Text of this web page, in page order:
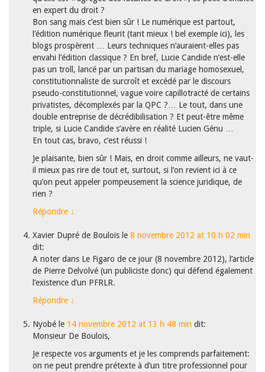
en expert du droit ?
Bon sang mais c’est bien sûr ! Le numérique est partout,
l’édition numérique fleurit (tant mieux ! bel exemple ici), les
blogs prospèrent … Leurs techniques n’auraient-elles pas
envahi l’édition classique ? En bref, Lucie Candide n’est-elle
pas un troll, lancé par un partisan du mariage homosexuel,
constitutionnaliste de surcroît et excédé par le discours
pseudo-constitutionnel, vague voire capillotracté de certains
privatistes, décomplexés par la QPC ?… Le tout, dans une
double entreprise de décrédibilisation ? Et peut-être même
triple, si Lucie Candide s’avère en réalité Lucien Génu …
En tout cas, bravo, c’est réussi !
Je plaisante, bien sûr ! Mais, en droit comme ailleurs, ne vaut-
il mieux pas rire de tout et, surtout, si l’on revient ici à ce
qu’on peut appeler pompeusement la science juridique, de
rien ?
Répondre ↓
Xavier Dupré de Boulois le 8 novembre 2012 at 10 h 02 min
dit:
A noter dans Le Figaro de ce jour (8 novembre 2012), l’article
de Pierre Delvolvé (un publiciste donc) qui défend également
l’existence d’un PFRLR.
Répondre ↓
Nyobé le 14 novembre 2012 at 13 h 48 min dit:
Monsieur De Boulois,
Je respecte vos arguments et je les comprends parfaitement:
on ne peut prendre prétexte à d’un titre professionnel pour